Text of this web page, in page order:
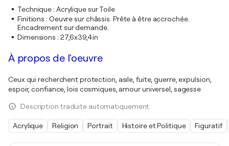
Technique: Acrylique sur Toile
Finitions : Oeuvre sur châssis. Prête à être accrochée.
Encadrement sur demande.
Dimensions : 27,6x39,4in
À propos de l'oeuvre
Ceux qui recherchent protection, asile, fuite, guerre, expulsion,
espoir, confiance, lois cosmiques, amour universel, sagesse
Description traduite automatiquement.
Acrylique Religion Portrait Histoire et Politique Figuratif